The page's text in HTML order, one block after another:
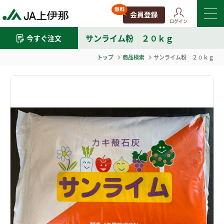
ログイン
今すぐ注文 サンライム粉 ２０ｋｇ
トップ 商品検索 サンライム粉 ２０ｋｇ